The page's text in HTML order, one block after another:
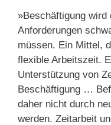
»Beschäftigung
Anforderungen
müssen. Ein Mittel,
flexible Arbeitszeit.
Unterstützung von
Beschäftigung …
daher nicht durch
werden. Zeitarbeit